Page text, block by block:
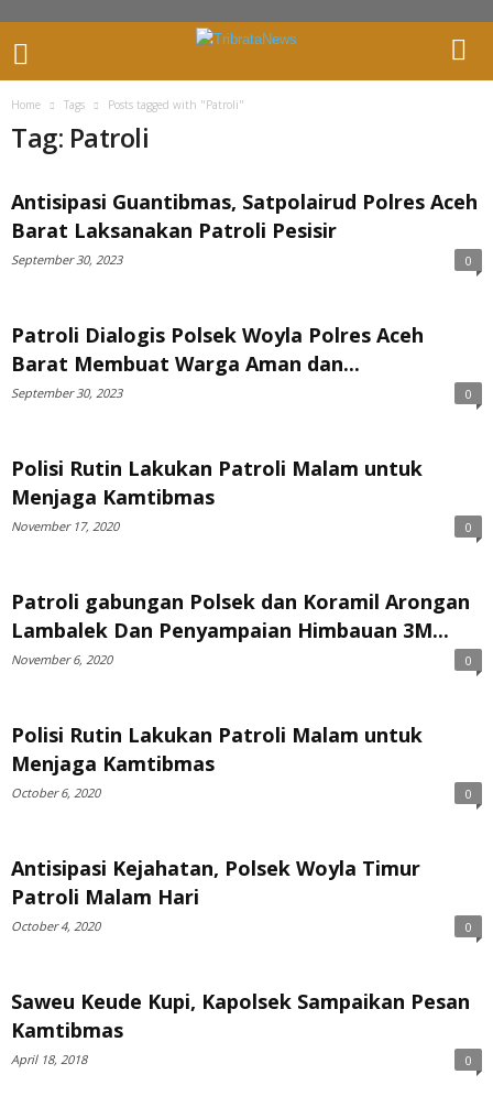
Home Tags Posts tagged with "Patroli"
Tag: Patroli
Antisipasi Guantibmas, Satpolairud Polres Aceh
Barat Laksanakan Patroli Pesisir
September 30, 2023 0
Patroli Dialogis Polsek Woyla Polres Aceh
Barat Membuat Warga Aman dan...
September 30, 2023 0
Polisi Rutin Lakukan Patroli Malam untuk
Menjaga Kamtibmas
November 17, 2020 0
Patroli gabungan Polsek dan Koramil Arongan
Lambalek Dan Penyampaian Himbauan 3M...
November 6, 2020 0
Polisi Rutin Lakukan Patroli Malam untuk
Menjaga Kamtibmas
October 6, 2020 0
Antisipasi Kejahatan, Polsek Woyla Timur
Patroli Malam Hari
October 4, 2020 0
Saweu Keude Kupi, Kapolsek Sampaikan Pesan
Kamtibmas
April 18, 2018 0